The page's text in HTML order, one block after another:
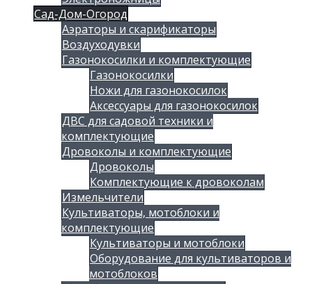
Сад-Дом-Огород
Аэраторы и скарификаторы
Воздуходувки
Газонокосилки и комплектующие
Газонокосилки
Ножи для газонокосилок
Аксессуары для газонокосилок
ДВС для садовой техники и
комплектующие
Дровоколы и комплектующие
Дровоколы
Комплектующие к дровоколам
Измельчители
Культиваторы, мотоблоки и
комплектующие
Культиваторы и мотоблоки
Оборудование для культиваторов и
мотоблоков